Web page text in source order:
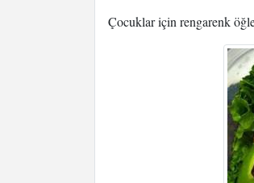
Çocuklar için rengarenk